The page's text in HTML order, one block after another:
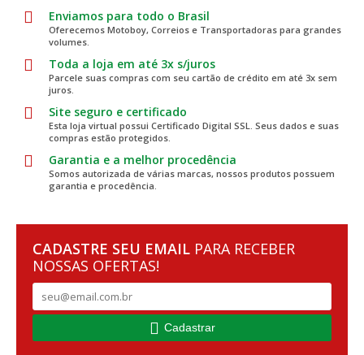
Enviamos para todo o Brasil
Oferecemos Motoboy, Correios e Transportadoras para grandes
volumes.
Toda a loja em até 3x s/juros
Parcele suas compras com seu cartão de crédito em até 3x sem
juros.
Site seguro e certificado
Esta loja virtual possui Certificado Digital SSL. Seus dados e suas
compras estão protegidos.
Garantia e a melhor procedência
Somos autorizada de várias marcas, nossos produtos possuem
garantia e procedência.
CADASTRE SEU EMAIL PARA RECEBER
NOSSAS OFERTAS!
Cadastrar